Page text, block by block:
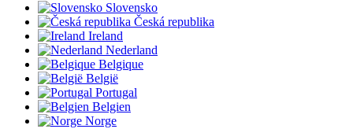
Slovensko
Česká republika
Ireland
Nederland
Belgique
België
Portugal
Belgien
Norge